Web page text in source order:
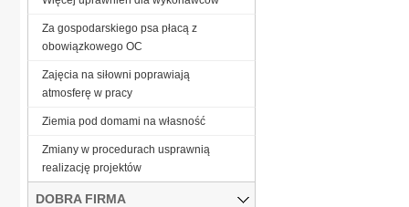
Za gospodarskiego psa płacą z
obowiązkowego OC
Zajęcia na siłowni poprawiają
atmosferę w pracy
Ziemia pod domami na własność
Zmiany w procedurach usprawnią
realizację projektów
DOBRA FIRMA